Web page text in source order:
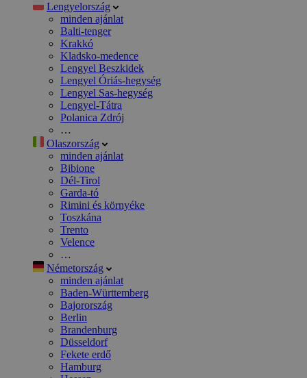
Lengyelország
minden ajánlat
Balti-tenger
Krakkó
Kladsko-medence
Lengyel Beszkidek
Lengyel Óriás-hegység
Lengyel Sas-hegység
Lengyel-Tátra
Polanica Zdrój
…
Olaszország
minden ajánlat
Bibione
Dél-Tirol
Garda-tó
Rimini és környéke
Toszkána
Trento
Velence
…
Németország
minden ajánlat
Baden-Württemberg
Bajorország
Berlin
Brandenburg
Düsseldorf
Fekete erdő
Hamburg